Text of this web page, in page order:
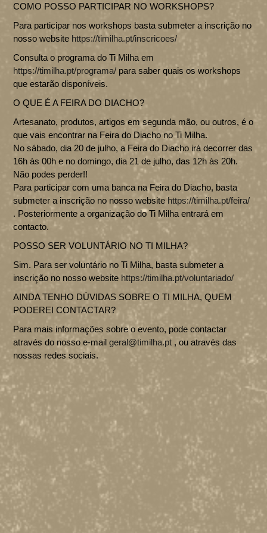
COMO POSSO PARTICIPAR NO WORKSHOPS?
Para participar nos workshops basta submeter a inscrição no
nosso website https://timilha.pt/inscricoes/
Consulta o programa do Ti Milha em
https://timilha.pt/programa/ para saber quais os workshops
que estarão disponíveis.
O QUE É A FEIRA DO DIACHO?
Artesanato, produtos, artigos em segunda mão, ou outros, é o
que vais encontrar na Feira do Diacho no Ti Milha.
No sábado, dia 20 de julho, a Feira do Diacho irá decorrer das
16h às 00h e no domingo, dia 21 de julho, das 12h às 20h.
Não podes perder!!
Para participar com uma banca na Feira do Diacho, basta
submeter a inscrição no nosso website https://timilha.pt/feira/
. Posteriormente a organização do Ti Milha entrará em
contacto.
POSSO SER VOLUNTÁRIO NO TI MILHA?
Sim. Para ser voluntário no Ti Milha, basta submeter a
inscrição no nosso website https://timilha.pt/voluntariado/
AINDA TENHO DÚVIDAS SOBRE O TI MILHA, QUEM
PODEREI CONTACTAR?
Para mais informações sobre o evento, pode contactar
através do nosso e-mailgeral@timilha.pt , ou através das
nossas redes sociais.